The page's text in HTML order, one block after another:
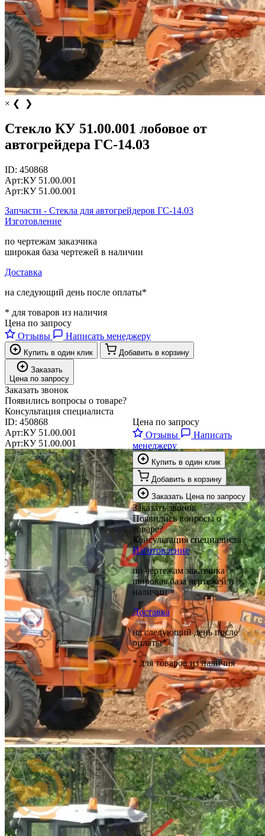
× ❮ ❯
Стекло КУ 51.00.001 лобовое от
автогрейдера ГС-14.03
ID: 450868
Арт:КУ 51.00.001
Арт:КУ 51.00.001
Запчасти - Стекла для автогрейдеров ГС-14.03
Изготовление
по чертежам заказчика
широкая база чертежей в наличии
Доставка
на следующий день после оплаты*
* для товаров из наличия
Цена по запросу
Отзывы
Написать менеджеру
Купить в один клик
Добавить в корзину
Заказать
Цена по запросу
Заказать звонок
Появились вопросы о товаре?
Консультация специалиста
ID: 450868
Арт:КУ 51.00.001
Арт:КУ 51.00.001
Цена по запросу
Отзывы
Написать
менеджеру
Купить в один клик
Добавить в корзину
Заказать Цена по запросу
Заказать звонок
Появились вопросы о
товаре?
Консультация специалиста
Изготовление
по чертежам заказчика
широкая база чертежей в
наличии
Доставка
на следующий день после
оплаты*
* для товаров из наличия